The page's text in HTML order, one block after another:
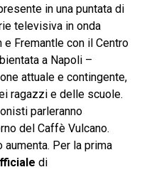
in una puntata di
televisiva in onda
Fremantle con il Centro
a Napoli –
attuale e contingente,
ragazzi e delle scuole.
parleranno
del Caffè Vulcano.
aumenta. Per la prima
di